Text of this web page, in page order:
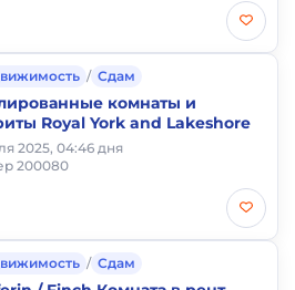
/ Сдам
комнаты и
Royal York and Lakeshore
2025, 04:46 дня
200080
/ Сдам